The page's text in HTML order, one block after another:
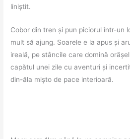
liniștit.
Cobor din tren și pun piciorul într-un
mult să ajung. Soarele e la apus și
ireală, pe stâncile care domină
capătul unei zile cu aventuri și
din-ăla mișto de pace interioară.